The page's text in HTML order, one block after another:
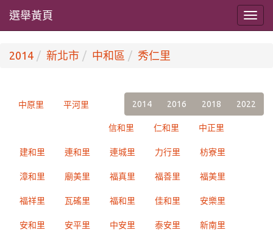
選舉黃頁
2014 新北市 中和區 秀仁里
2014 2016 2018 2022
中原里 平河里
信和里 仁和里 中正里
建和里 連和里 連城里 力行里 枋寮里
漳和里 廟美里 福真里 福善里 福美里
福祥里 瓦磘里 福和里 佳和里 安樂里
安和里 安平里 中安里 泰安里 新南里